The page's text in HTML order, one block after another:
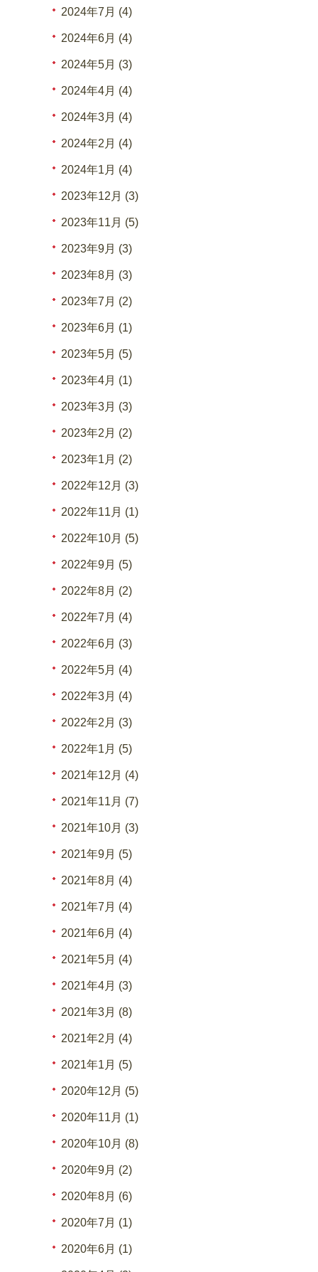
2024年7月 (4)
2024年6月 (4)
2024年5月 (3)
2024年4月 (4)
2024年3月 (4)
2024年2月 (4)
2024年1月 (4)
2023年12月 (3)
2023年11月 (5)
2023年9月 (3)
2023年8月 (3)
2023年7月 (2)
2023年6月 (1)
2023年5月 (5)
2023年4月 (1)
2023年3月 (3)
2023年2月 (2)
2023年1月 (2)
2022年12月 (3)
2022年11月 (1)
2022年10月 (5)
2022年9月 (5)
2022年8月 (2)
2022年7月 (4)
2022年6月 (3)
2022年5月 (4)
2022年3月 (4)
2022年2月 (3)
2022年1月 (5)
2021年12月 (4)
2021年11月 (7)
2021年10月 (3)
2021年9月 (5)
2021年8月 (4)
2021年7月 (4)
2021年6月 (4)
2021年5月 (4)
2021年4月 (3)
2021年3月 (8)
2021年2月 (4)
2021年1月 (5)
2020年12月 (5)
2020年11月 (1)
2020年10月 (8)
2020年9月 (2)
2020年8月 (6)
2020年7月 (1)
2020年6月 (1)